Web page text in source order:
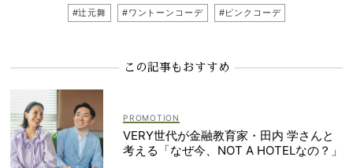
#辻元舞 #ワントーンコーデ #ピンクコーデ
この記事もおすすめ
VERY世代が金融教育家・田内 学さんと
考える「なぜ今、NOT A HOTELなの？」